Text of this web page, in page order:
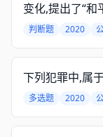
变化,提出了“和
判断题 2020
下列犯罪中,属
多选题 2020